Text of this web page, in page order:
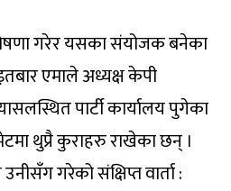
गरेर यसका संयोजक बनेका
एमाले अध्यक्ष केपी
पार्टी कार्यालय पुगेका
थुप्रै कुराहरु राखेका छन् ।
गरेको संक्षिप्त वार्ता :